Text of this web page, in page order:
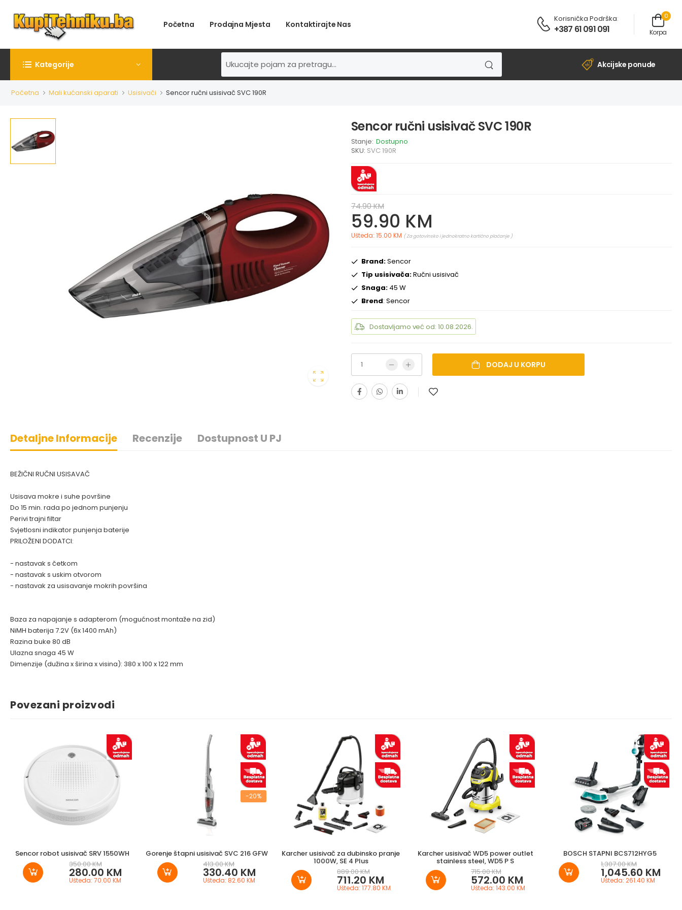
Početna Prodajna Mjesta Kontaktirajte Nas
Korisnička Podrška:
+387 61 091 091
0
Korpa
Kategorije Akcijske ponude
Početna Mali kućanski aparati Usisivači Sencor ručni usisivač SVC 190R
Sencor ručni usisivač SVC 190R
Stanje: Dostupno
SKU: SVC 190R
74.90 KM
59.90 KM
Ušteda: 15.00 KM ( Za gotovinsko i jednokratno kartično plaćanje )
Brand:Sencor
Tip usisivača:Ručni usisivač
Snaga: 45 W
Brend: Sencor
Dostavljamo već od: 10.08.2026.
DODAJ U KORPU
Detaljne Informacije Recenzije Dostupnost U PJ
BEŽIČNI RUČNI USISAVAČ
Usisava mokre i suhe površine
Do 15 min. rada po jednom punjenju
Perivi trajni filtar
Svjetlosni indikator punjenja baterije
PRILOŽENI DODATCI:
- nastavak s četkom
- nastavak s uskim otvorom
- nastavak za usisavanje mokrih površina
Baza za napajanje s adapterom (mogućnost montaže na zid)
NiMH baterija 7.2V (6x 1400 mAh)
Razina buke 80 dB
Ulazna snaga 45 W
Dimenzije (dužina x širina x visina): 380 x 100 x 122 mm
Povezani proizvodi
Sencor robot usisivač SRV 1550WH
350.00 KM
280.00 KM
Ušteda: 70.00 KM
-20%
Gorenje štapni usisivač SVC 216 GFW
413.00 KM
330.40 KM
Ušteda: 82.60 KM
Karcher usisivač za dubinsko pranje
1000W, SE 4 Plus
889.00 KM
711.20 KM
Ušteda: 177.80 KM
Karcher usisivač WD5 power outlet
stainless steel, WD5 P S
715.00 KM
572.00 KM
Ušteda: 143.00 KM
BOSCH STAPNI BCS712HYG5
1,307.00 KM
1,045.60 KM
Ušteda: 261.40 KM